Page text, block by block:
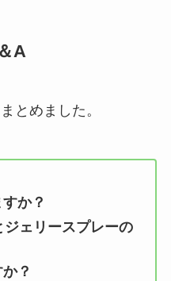
A
とめました。
か？
ジェリースプレーの
？